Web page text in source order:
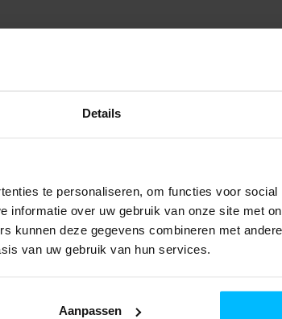
Details
te personaliseren, om functies voor
informatie over uw gebruik van onze site met
kunnen deze gegevens combineren met
van uw gebruik van hun services.
Aanpassen